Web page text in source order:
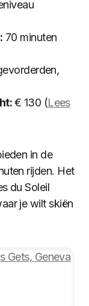
70 minuten
€ 130 (Lees
in de
rijden. Het
du Soleil
je wilt skiën